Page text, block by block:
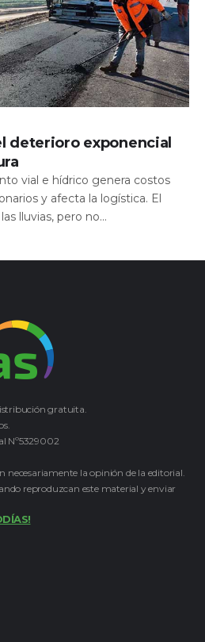
deterioro exponencial
vial e hídrico genera costos
y afecta la logística. El
lluvias, pero no...
gratuita.
Nº5329002
necesariamente la opinión de la editorial.
reproduzcan este material y enviar